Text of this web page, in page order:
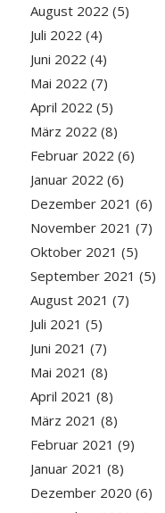
August 2022 (5)
Juli 2022 (4)
Juni 2022 (4)
Mai 2022 (7)
April 2022 (5)
März 2022 (8)
Februar 2022 (6)
Januar 2022 (6)
Dezember 2021 (6)
November 2021 (7)
Oktober 2021 (5)
September 2021 (5)
August 2021 (7)
Juli 2021 (5)
Juni 2021 (7)
Mai 2021 (8)
April 2021 (8)
März 2021 (8)
Februar 2021 (9)
Januar 2021 (8)
Dezember 2020 (6)